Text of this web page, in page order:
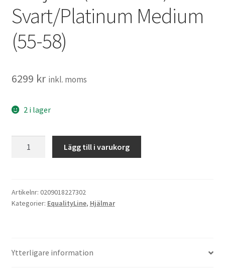
Svart/Platinum Medium
(55-58)
6299 kr inkl. moms
2 i lager
ridhjälm
(utan
(55-
Lägg till i varukorg
Artikelnr: 0209018227302
Kategorier: EqualityLine, Hjälmar
Ytterligare information